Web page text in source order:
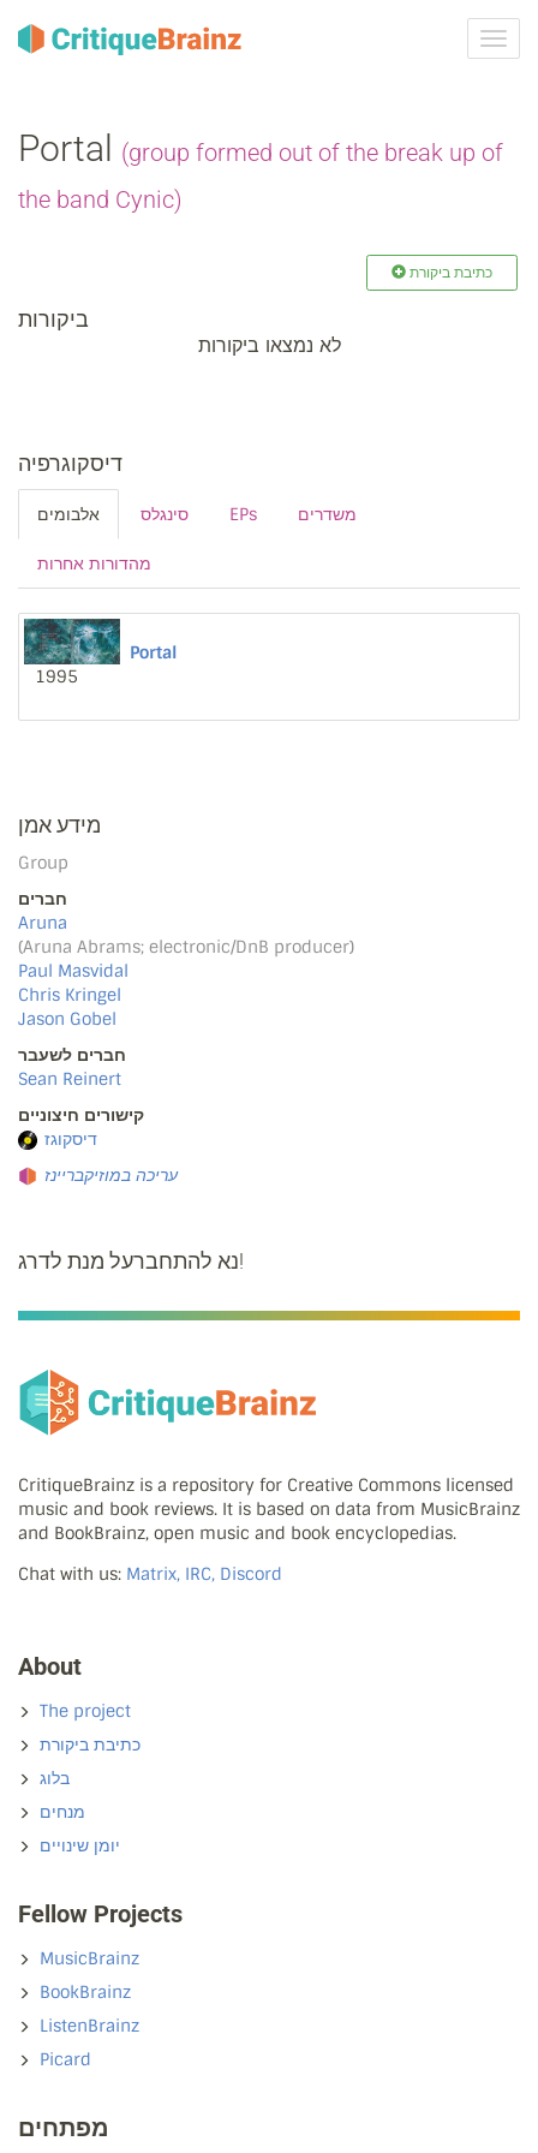
ברר
ניווט
Portal
(group formed out of the break up of
the band Cynic)
כתיבת ביקורת
ביקורות
לא נמצאו ביקורות
דיסקוגרפיה
אלבומים סינגלס EPs משדרים
מהדורות אחרות
Portal
1995
מידע אמן
Group
חברים
Aruna
(Aruna Abrams; electronic/DnB producer)
Paul Masvidal
Chris Kringel
Jason Gobel
חברים לשעבר
Sean Reinert
קישורים חיצוניים
דיסקוגז
עריכה במוזיקבריינז
נא להתחברעל מנת לדרג!
CritiqueBrainz is a repository for Creative Commons licensed
music and book reviews. It is based on data from MusicBrainz
and BookBrainz, open music and book encyclopedias.
Chat with us: Matrix, IRC, Discord
About
The project
כתיבת ביקורת
בלוג
מנחים
יומן שינויים
Fellow Projects
MusicBrainz
BookBrainz
ListenBrainz
Picard
מפתחים